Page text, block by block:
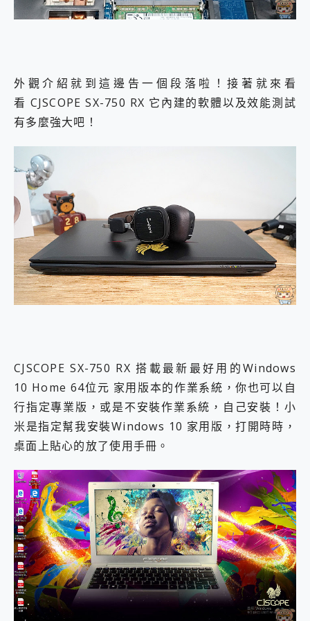
外觀介紹就到這邊告一個段落啦！接著就來看
看 CJSCOPE SX-750 RX 它內建的軟體以及效能測試
有多麼強大吧！
CJSCOPE SX-750 RX 搭載最新最好用的Windows
10 Home 64位元 家用版本的作業系統，你也可以自
行指定專業版，或是不安裝作業系統，自己安裝！小
米是指定幫我安裝Windows 10 家用版，打開時時，
桌面上貼心的放了使用手冊。